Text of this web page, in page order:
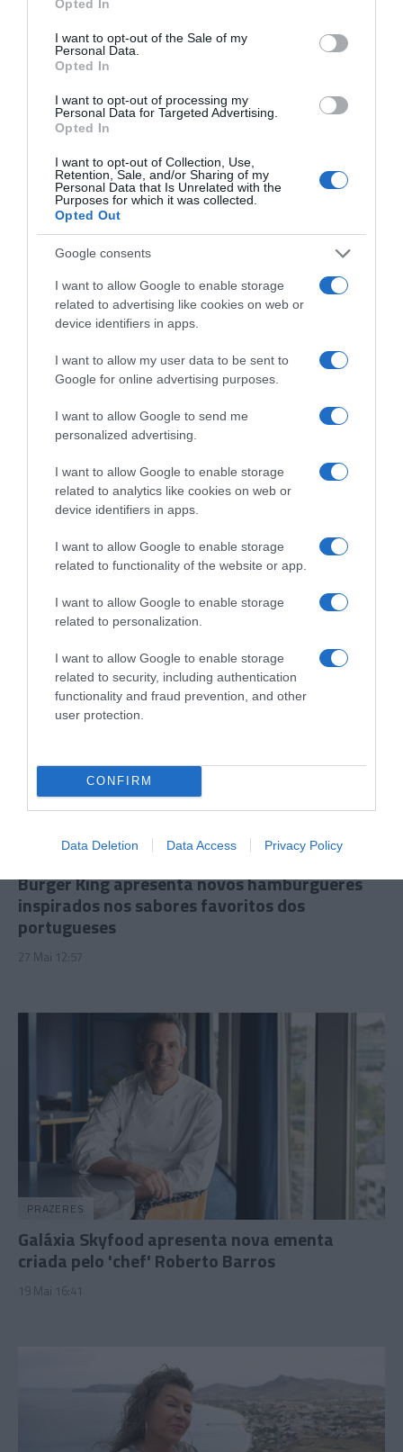
use your data for below specified purposes in below Google
consent section.
Opted In
I want to opt-out of the Sale of my
Personal Data.
Opted In
I want to opt-out of processing my
Personal Data for Targeted Advertising.
Opted In
I want to opt-out of Collection, Use,
Retention, Sale, and/or Sharing of my
Personal Data that Is Unrelated with the
Purposes for which it was collected.
Opted Out
Google consents
I want to allow Google to enable storage
related to advertising like cookies on web or
device identifiers in apps.
I want to allow my user data to be sent to
Google for online advertising purposes.
I want to allow Google to send me
personalized advertising.
I want to allow Google to enable storage
related to analytics like cookies on web or
device identifiers in apps.
I want to allow Google to enable storage
related to functionality of the website or app.
I want to allow Google to enable storage
related to personalization.
I want to allow Google to enable storage
related to security, including authentication
functionality and fraud prevention, and other
user protection.
CONFIRM
Data Deletion Data Access Privacy Policy
“Muda o corpo de todas as mulheres”
PRODUTOS E MARCAS
da colecção Savoy Signature
DHRT celebra dois anos com evento que junta música,
moda e criatividade no Funchal
PRAZERES
Nikkei apresenta jantar sensorial exclusivo
27 Mai 16:58
PRODUTOS E MARCAS
Burger King apresenta novos hambúrgueres
inspirados nos sabores favoritos dos
portugueses
27 Mai 12:57
PRAZERES
Galáxia Skyfood apresenta nova ementa
criada pelo 'chef' Roberto Barros
19 Mai 16:41